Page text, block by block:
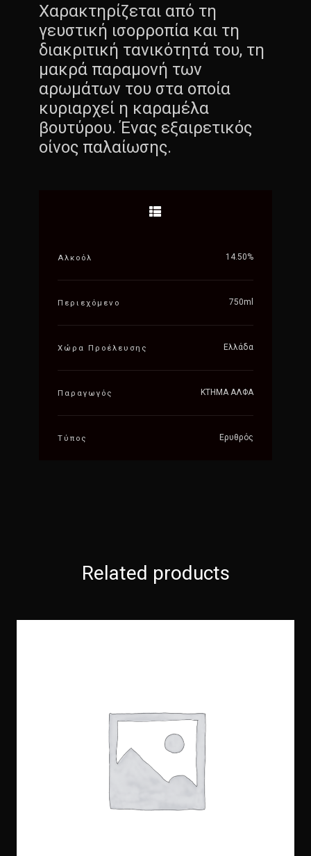
Χαρακτηρίζεται από τη
γευστική ισορροπία και τη
διακριτική τανικότητά του, τη
μακρά παραμονή των
αρωμάτων του στα οποία
κυριαρχεί η καραμέλα
βουτύρου. Ένας εξαιρετικός
οίνος παλαίωσης.
Αλκοόλ 14.50%
Περιεχόμενο 750ml
Χώρα Προέλευσης Ελλάδα
Παραγωγός ΚΤΗΜΑ ΑΛΦΑ
Τύπος Ερυθρός
Related products